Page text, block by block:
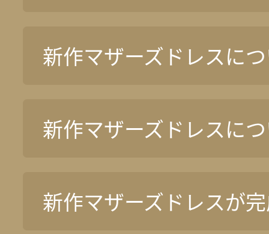
新作マザーズドレスに
新作マザーズドレスに
新作マザーズドレスが